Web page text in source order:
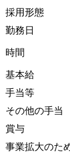
採用形態
勤務日
時間
基本給
手当等
その他の手当
賞与
事業拡大のた